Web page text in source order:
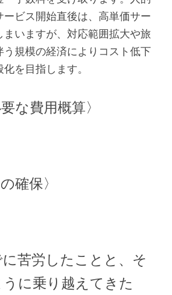
ービス開始直後は、高単価サー
まいますが、対応範囲拡大や旅
規模の経済によりコスト低下
を目指します。
な費用概算〉
確保〉
に苦労したことと、そ
に乗り越えてきた